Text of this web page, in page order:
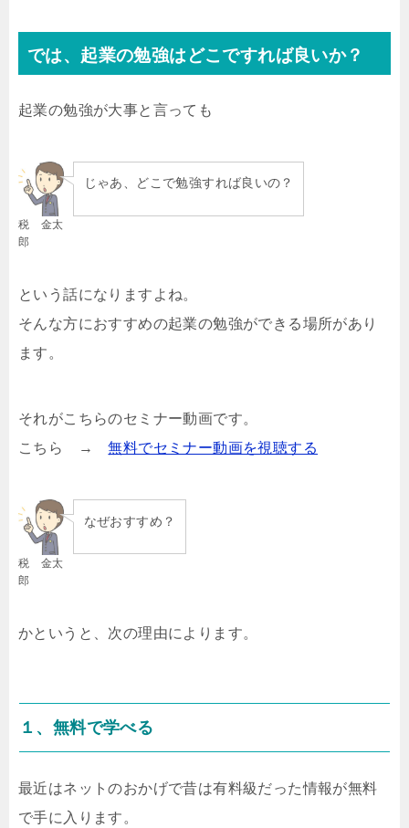
では、起業の勉強はどこですれば良いか？
起業の勉強が大事と言っても
税 金太
郎
じゃあ、どこで勉強すれば良いの？
という話になりますよね。
そんな方におすすめの起業の勉強ができる場所があり
ます。
それがこちらのセミナー動画です。
こちら →無料でセミナー動画を視聴する
税 金太
郎
なぜおすすめ？
かというと、次の理由によります。
１、無料で学べる
最近はネットのおかげで昔は有料級だった情報が無料
で手に入ります。